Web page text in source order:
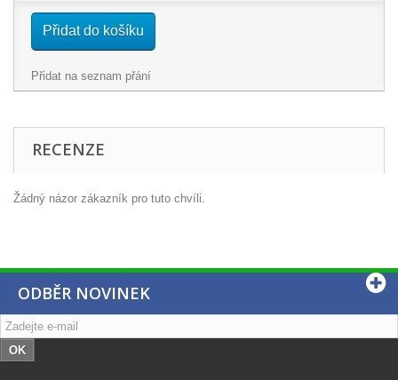
Přidat do košíku
Přidat na seznam přání
RECENZE
Žádný názor zákazník pro tuto chvíli.
ODBĚR NOVINEK
OK